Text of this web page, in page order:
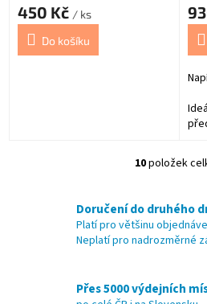
450 Kč / ks
Do košíku
O
l
á
d
a
p
10položek
Doručení do druhého
Platí pro většinu
Neplatí pro nadrozměrné
Přes 5000 výdejních